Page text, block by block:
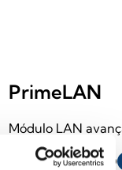
PrimeLAN
Módulo LAN
ABRIR LIGAÇÃO